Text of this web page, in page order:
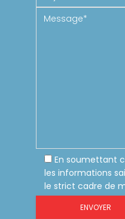
En soumettant
les informations
le strict cadre de